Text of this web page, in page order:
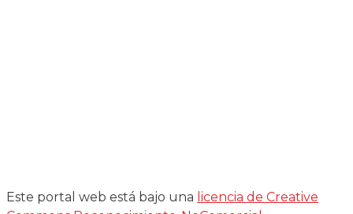
Este portal web está bajo una licencia de Creative